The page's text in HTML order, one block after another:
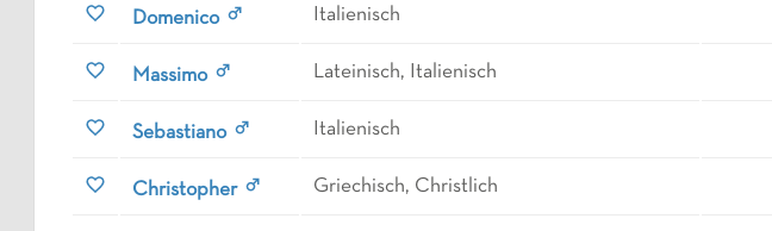
Domenico Italienisch
Massimo Lateinisch, Italienisch
Sebastiano Italienisch
Christopher Griechisch, Christlich